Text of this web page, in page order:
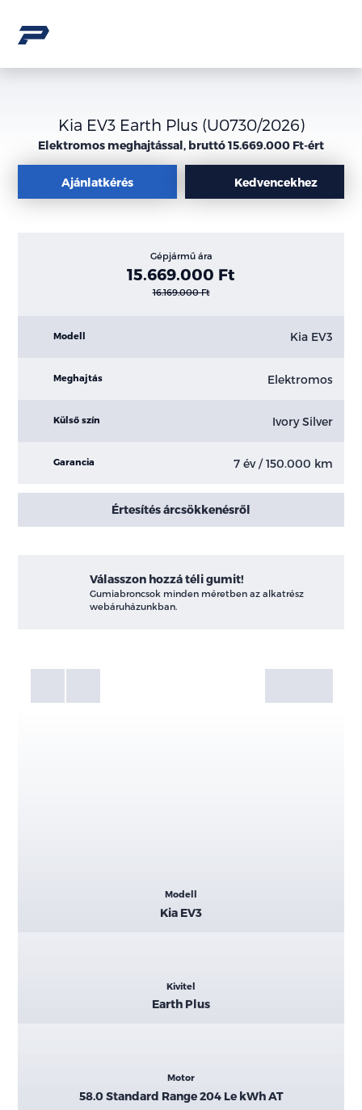
Kia EV3 Earth Plus (U0730/2026)
Elektromos meghajtással, bruttó 15.669.000 Ft-ért
Ajánlatkérés Kedvencekhez
Gépjármű ára
15.669.000 Ft
16.169.000 Ft
Modell Kia EV3
Meghajtás Elektromos
Külső szín Ivory Silver
Garancia 7 év / 150.000 km
Értesítés árcsökkenésről
Válasszon hozzá téli gumit!
Gumiabroncsok minden méretben az alkatrész
webáruházunkban.
Galéria
Modell
Kia EV3
Kivitel
Earth Plus
Motor
58.0 Standard Range 204 Le kWh AT